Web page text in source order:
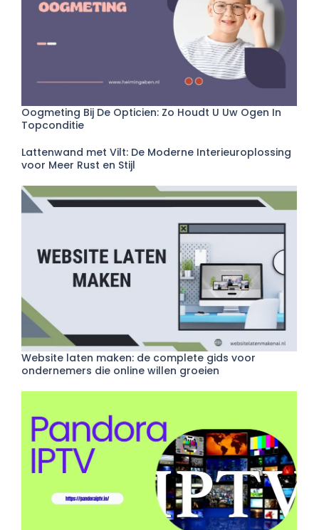
Oogmeting Bij De Opticien: Zo Houdt U Uw Ogen In
Topconditie
Lattenwand met Vilt: De Moderne Interieuroplossing
voor Meer Rust en Stijl
Website laten maken: de complete gids voor
ondernemers die online willen groeien